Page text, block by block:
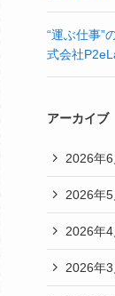
“運ぶ仕事”
式会社
アーカイブ
2026年6
2026年5
2026年4
2026年3